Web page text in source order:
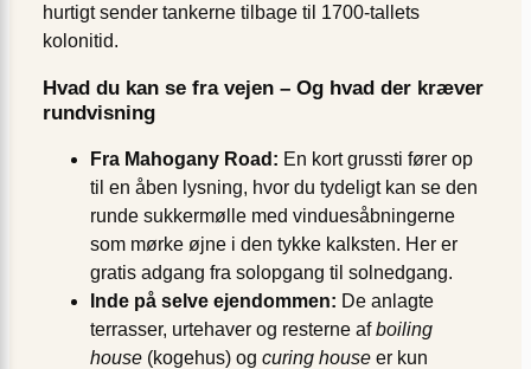
hurtigt sender tankerne tilbage til 1700-tallets
kolonitid.
Hvad du kan se fra vejen – Og hvad der kræver
rundvisning
Fra Mahogany Road: En kort grussti fører op
til en åben lysning, hvor du tydeligt kan se den
runde sukker­mølle med vinduesåbningerne
som mørke øjne i den tykke kalksten. Her er
gratis adgang fra solopgang til solnedgang.
Inde på selve ejendommen: De anlagte
terrasser, urtehaver og resterne afboiling
house (kogehus) og curing house er kun